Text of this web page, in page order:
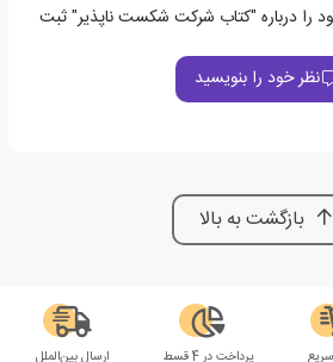
را درباره "کتاب شرکت شکست ناپذیر" ثبت
نظر خود را بنویسید
بازگشت به بالا
پرداخت در 4 قسط ارسال بین‌الملل